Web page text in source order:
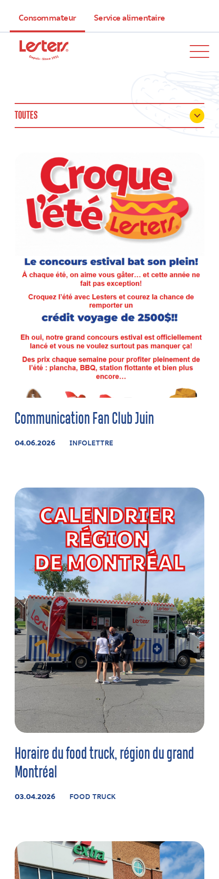
Consommateur Service alimentaire
TOUTES
Communication Fan Club Juin
04.06.2026 INFOLETTRE
Horaire du food truck, région du grand
Montréal
03.04.2026 FOOD TRUCK